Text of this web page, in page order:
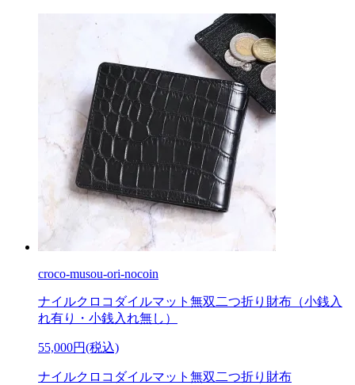
croco-musou-ori-nocoin
ナイルクロコダイルマット無双二つ折り財布（小銭入
れ有り・小銭入れ無し）
55,000円(税込)
ナイルクロコダイルマット無双二つ折り財布